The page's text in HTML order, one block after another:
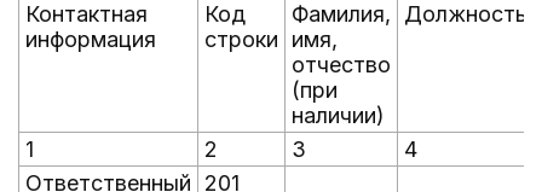
Контактная
информация
Код
строки
Фамилия,
имя,
отчество
(при
наличии)
Должность
1 2 3 4
Ответственный
201